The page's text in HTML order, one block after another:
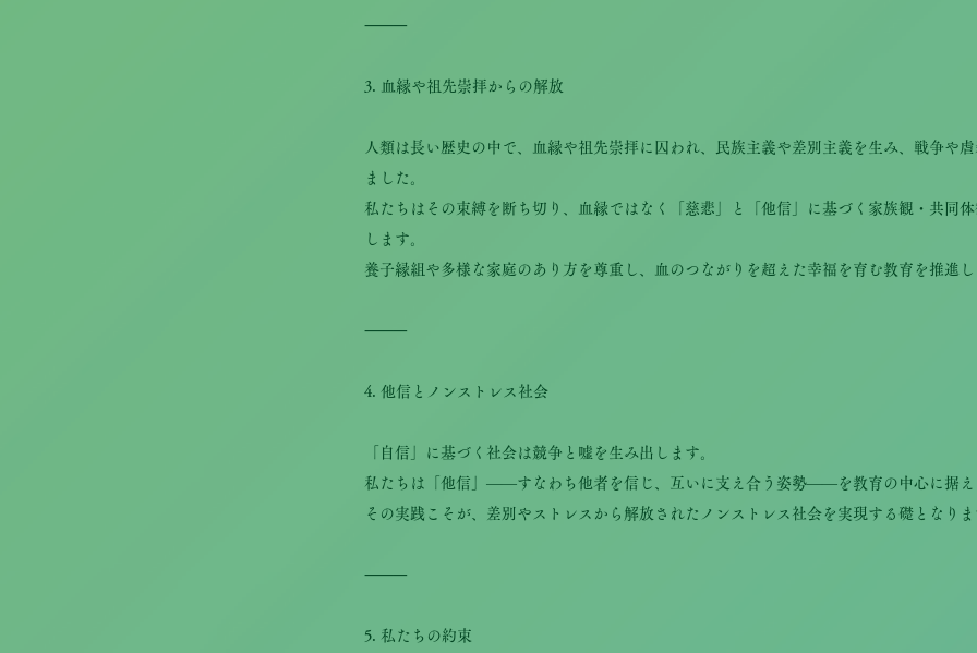
⸻
3. 血縁や祖先崇拝からの解放
人類は長い歴史の中で、血縁や祖先崇拝に囚われ、民族主義や差別主義を生み、戦争や
ました。
私たちはその束縛を断ち切り、血縁ではなく「慈悲」と「他信」に基づく家族観・共同
します。
養子縁組や多様な家庭のあり方を尊重し、血のつながりを超えた幸福を育む教育を推進
⸻
4. 他信とノンストレス社会
「自信」に基づく社会は競争と嘘を生み出します。
私たちは「他信」――すなわち他者を信じ、互いに支え合う姿勢――を教育の中心に据え
その実践こそが、差別やストレスから解放されたノンストレス社会を実現する礎となり
⸻
5. 私たちの約束